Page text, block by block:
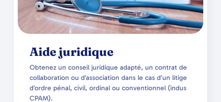
Aide juridique
Obtenez un conseil juridique adapté, un contrat de
collaboration ou d’association dans le cas d’un litige
d’ordre pénal, civil, ordinal ou conventionnel (indus
CPAM).